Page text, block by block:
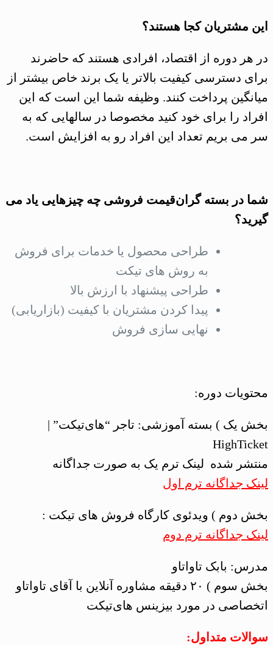
این مشتریان کجا هستند؟
در هر دوره از اقتصاد، افرادی هستند که حاضرند
برای دسترسی کیفیت بالاتر یا یک برند خاص بیشتر از
میانگین پرداخت کنند. وظیفه شما این است که این
افراد را برای خود کنید مخصوصا در سالهایی که به
سر می بریم تعداد این افراد رو به افزایش است.
شما در بسته گران‌قیمت فروشی چه چیزهایی یاد می
گیرید؟
طراحی محصول یا خدمات برای فروش
به روش های تیکت
طراحی پیشنهاد با ارزش بالا
پیدا کردن مشتریان با کیفیت (بازاریابی)
نهایی سازی فروش
محتویات دوره:
بخش یک ) بسته آموزشی: تاجر “های‌تیکت” |
HighTicket
منتشر شده لینک ترم یک به صورت جداگانه
لینک جداگانه ترم اول
بخش دوم ) ویدئوی کارگاه فروش های تیکت :
لینک جداگانه ترم دوم
مدرس: بابک تاواتاو
بخش سوم ) ۲۰ دقیقه مشاوره آنلاین با آقای تاواتاو
اتخصاصی در مورد بیزینس های‌تیکت
سوالات متداول: